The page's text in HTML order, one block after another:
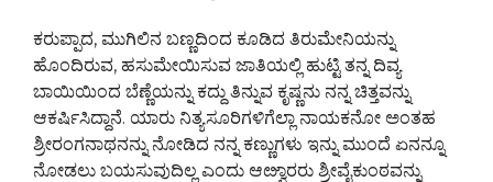
ಕರುಪ್ಪಾದ, ಮುಗಿಲಿನ ಬಣ್ಣದಿಂದ ಕೂಡಿದ ತಿರುಮೇನಿಯನ್ನು
ಹೊಂದಿರುವ, ಹಸುಮೇಯಿಸುವ ಜಾತಿಯಲ್ಲಿ ಹುಟ್ಟಿ ತನ್ನ ದಿವ್ಯ
ಬಾಯಿಯಿಂದ ಬೆಣ್ಣೆಯನ್ನು ಕದ್ದು ತಿನ್ನುವ ಕೃಷ್ಣನು ನನ್ನ ಚಿತ್ತವನ್ನು
ಆಕರ್ಷಿಸಿದ್ದಾನೆ. ಯಾರು ನಿತ್ಯಸೂರಿಗಳಿಗೆಲ್ಲಾ ನಾಯಕನೋ ಅಂತಹ
ಶ್ರೀರಂಗನಾಥನನ್ನು ನೋಡಿದ ನನ್ನ ಕಣ್ಣುಗಳು ಇನ್ನು ಮುಂದೆ ಏನನ್ನೂ
ನೋಡಲು ಬಯಸುವುದಿಲ್ಲ ಎಂದು ಆೞ್ವಾರರು ಶ್ರೀವೈಕುಂಠವನ್ನು